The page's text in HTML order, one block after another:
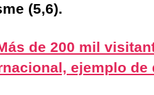
(5,6).
de 200 mil
ejemplo de